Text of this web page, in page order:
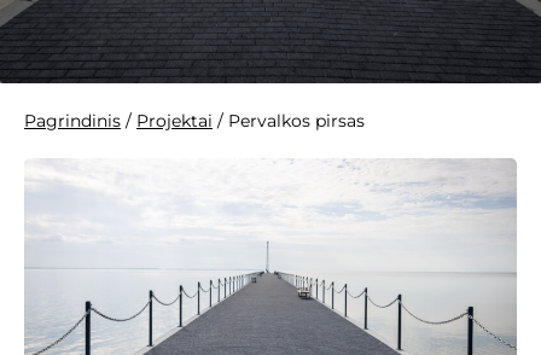
Pagrindinis / Projektai / Pervalkos pirsas